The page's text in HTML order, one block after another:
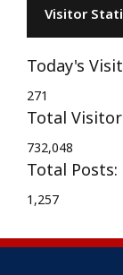
Visitor
Today's
271
Total
732,048
Total Posts:
1,257